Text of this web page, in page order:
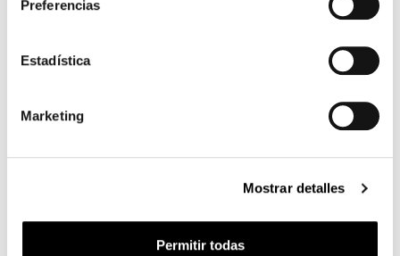
Preferencias
Estadística
Marketing
Mostrar detalles
Permitir todas